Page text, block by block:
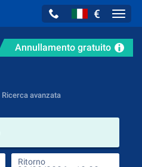
€
Annullamento gratuito
Ricerca avanzata
Ritorno